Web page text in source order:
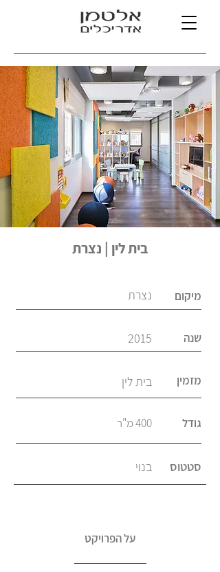
בית לין | נצרת
נצרת מיקום
2015 שנה
בית לין מזמין
400 מ"ר גודל
בנוי סטטוס
על הפרויקט